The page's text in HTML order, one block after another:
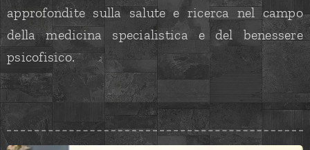
approfondite sulla salute e ricerca nel campo
della medicina specialistica e del benessere
psicofisico.